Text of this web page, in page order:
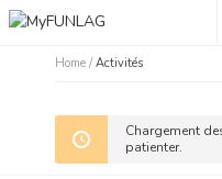
Home / Activités
Chargement
patienter.